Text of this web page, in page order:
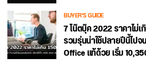
BUYER'S GUIDE
7 โน๊ตบุ๊ค 2022 ราคาไม่
รวมรุ่นน่าใช้ปลายปีนี้ไป
Office แท้ด้วย เริ่ม